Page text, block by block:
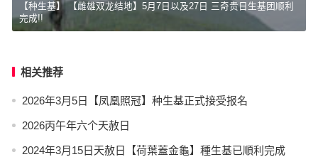
【种生基】 【雌雄双龙结地】5月7日以及27日 三奇贵日生基团顺利
完成!!
相关推荐
2026年3月5日【凤凰照冠】种生基正式接受报名
2026丙午年六个天赦日
2024年3月15日天赦日【荷葉蓋金龜】種生基已順利完成